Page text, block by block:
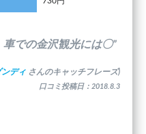
での金沢観光には〇”
ンディ さんのキャッチフレーズ)
口コミ投稿日：2018.8.3